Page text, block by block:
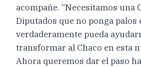
acompañe. “Necesitamos una
Diputados que no ponga palos
verdaderamente pueda
transformar al Chaco en esta
Ahora queremos dar el paso